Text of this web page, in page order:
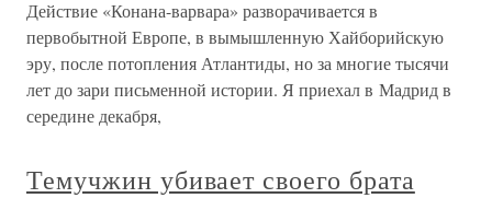
Действие «Конана-варвара» разворачивается в
первобытной Европе, в вымышленную Хайборийскую
эру, после потопления Атлантиды, но за многие тысячи
лет до зари письменной истории. Я приехал в Мадрид в
середине декабря,
Темучжин убивает своего брата